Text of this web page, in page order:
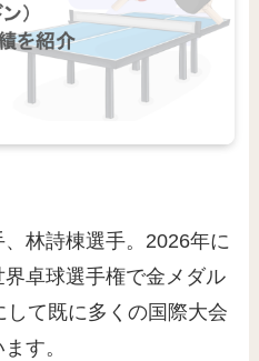
林詩棟選手。2026年に
卓球選手権で金メダル
て既に多くの国際大会
す。